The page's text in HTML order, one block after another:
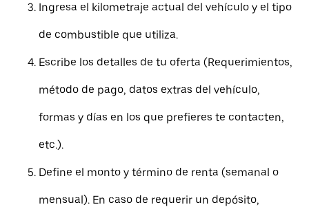
Ingresa el kilometraje actual del vehículo y el tipo
de combustible que utiliza.
Escribe los detalles de tu oferta (Requerimientos,
método de pago, datos extras del vehículo,
formas y días en los que prefieres te contacten,
etc.).
Define el monto y término de renta (semanal o
mensual). En caso de requerir un depósito,